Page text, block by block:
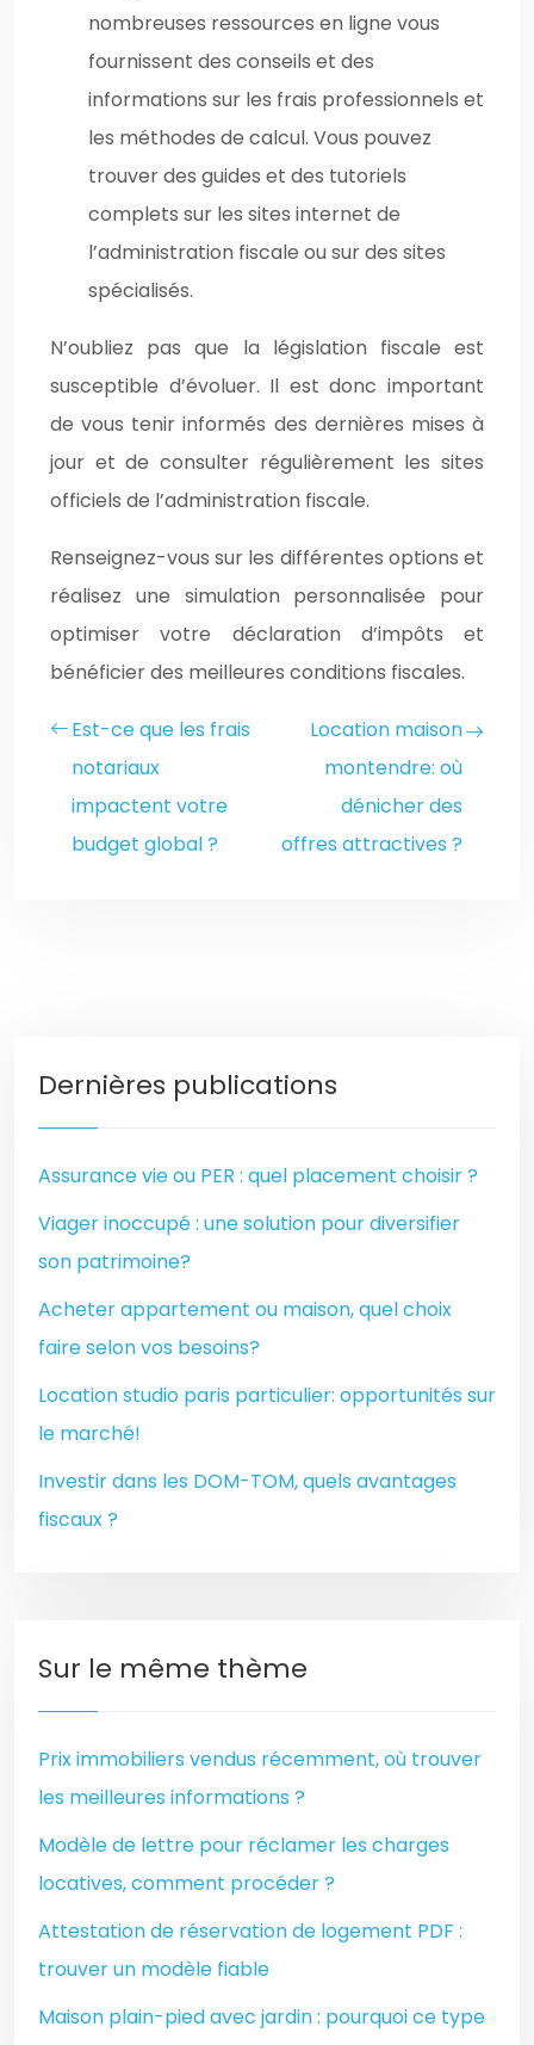
nombreuses ressources en ligne vous
fournissent des conseils et des
informations sur les frais professionnels et
les méthodes de calcul. Vous pouvez
trouver des guides et des tutoriels
complets sur les sites internet de
l’administration fiscale ou sur des sites
spécialisés.
N’oubliez pas que la législation fiscale est
susceptible d’évoluer. Il est donc important
de vous tenir informés des dernières mises à
jour et de consulter régulièrement les sites
officiels de l’administration fiscale.
Renseignez-vous sur les différentes options et
réalisez une simulation personnalisée pour
optimiser votre déclaration d’impôts et
bénéficier des meilleures conditions fiscales.
Est-ce que les frais
notariaux
impactent votre
budget global ?
Location maison
montendre: où
dénicher des
offres attractives ?
Dernières publications
Assurance vie ou PER : quel placement choisir ?
Viager inoccupé : une solution pour diversifier
son patrimoine?
Acheter appartement ou maison, quel choix
faire selon vos besoins?
Location studio paris particulier: opportunités sur
le marché!
Investir dans les DOM-TOM, quels avantages
fiscaux ?
Sur le même thème
Prix immobiliers vendus récemment, où trouver
les meilleures informations ?
Modèle de lettre pour réclamer les charges
locatives, comment procéder ?
Attestation de réservation de logement PDF :
trouver un modèle fiable
Maison plain-pied avec jardin : pourquoi ce type